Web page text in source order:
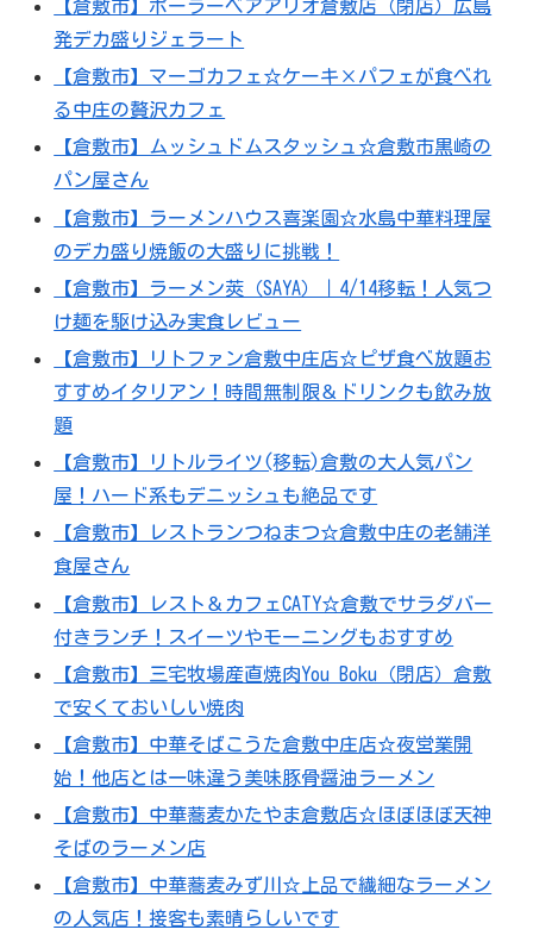
【倉敷市】ポーラーベアアリオ倉敷店（閉店）広島
発デカ盛りジェラート
【倉敷市】マーゴカフェ☆ケーキ×パフェが食べれ
る中庄の贅沢カフェ
【倉敷市】ムッシュドムスタッシュ☆倉敷市黒崎の
パン屋さん
【倉敷市】ラーメンハウス喜楽園☆水島中華料理屋
のデカ盛り焼飯の大盛りに挑戦！
【倉敷市】ラーメン莢（SAYA）｜4/14移転！人気つ
け麺を駆け込み実食レビュー
【倉敷市】リトファン倉敷中庄店☆ピザ食べ放題お
すすめイタリアン！時間無制限＆ドリンクも飲み放
題
【倉敷市】リトルライツ(移転)倉敷の大人気パン
屋！ハード系もデニッシュも絶品です
【倉敷市】レストランつねまつ☆倉敷中庄の老舗洋
食屋さん
【倉敷市】レスト＆カフェCATY☆倉敷でサラダバー
付きランチ！スイーツやモーニングもおすすめ
【倉敷市】三宅牧場産直焼肉You Boku（閉店）倉敷
で安くておいしい焼肉
【倉敷市】中華そばこうた倉敷中庄店☆夜営業開
始！他店とは一味違う美味豚骨醤油ラーメン
【倉敷市】中華蕎麦かたやま倉敷店☆ほぼほぼ天神
そばのラーメン店
【倉敷市】中華蕎麦みず川☆上品で繊細なラーメン
の人気店！接客も素晴らしいです